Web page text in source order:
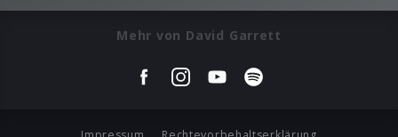
Mehr von David Garrett